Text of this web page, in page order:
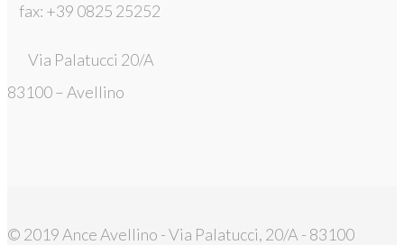
fax: +39 0825 25252
Via Palatucci 20/A
83100 – Avellino
© 2019 Ance Avellino - Via Palatucci, 20/A - 83100